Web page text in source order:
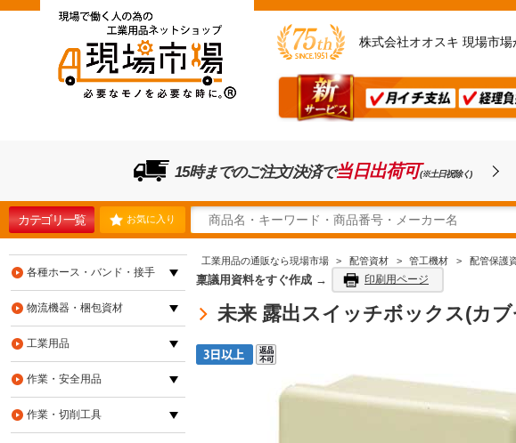
株式会社オオスキ 現場市
15時までのご注文/決済で当日出荷可(※土日祝除く)
カテゴリ一覧 お気に入り
工業用品の通販なら現場市場 > 配管資材 > 管工機材 > 配管保護
稟議用資料をすぐ作成 → 印刷用ページ
未来 露出スイッチボックス(カ
各種ホース・バンド・接手
物流機器・梱包資材
工業用品
作業・安全用品
作業・切削工具